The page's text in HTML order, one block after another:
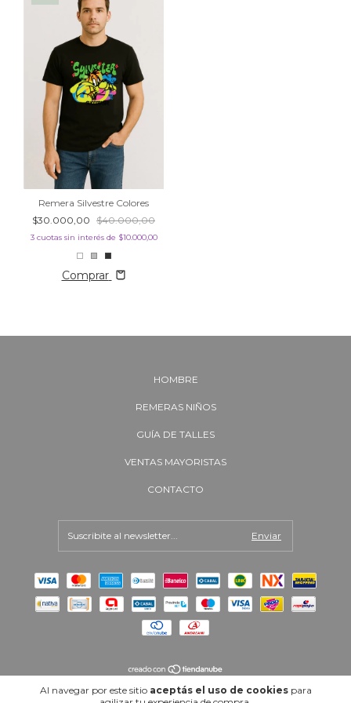
Al navegar por este sitio aceptás el uso de cookiespara
Remera Silvestre Colores
$30.000,00 $40.000,00
3 cuotas sin interés de $10.000,00
Comprar
HOMBRE
REMERAS NIÑOS
GUÍA DE TALLES
VENTAS MAYORISTAS
CONTACTO
Copyright Wally - 27345335876 - 2026. Todos los derechos reservados.